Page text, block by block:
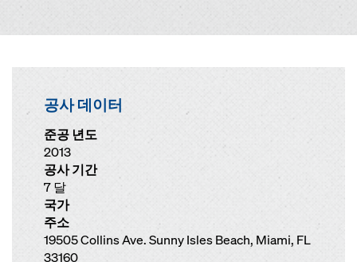
공사 데이터
준공 년도
2013
공사 기간
7 달
국가
주소
19505 Collins Ave. Sunny Isles Beach, Miami, FL
33160